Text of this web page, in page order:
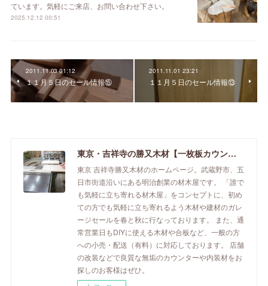
ています。気軽にご来店、お問い合わせ下さい。
2025.12.12 00:51
2011.11.03 01:12
１１月５日のセール情報⑮
2011.11.01 23:21
１１月５日のセール情報⑬
東京・吉祥寺の勝又木材【一枚板カウンター】
東京 吉祥寺勝又木材のホームページ。武蔵野市、五
日市街道沿いにある明治創業の材木屋です。 「誰で
も気軽に立ち寄れる材木屋」をコンセプトに、初め
ての方でも気軽に立ち寄れるよう木材や建材のガレ
ージセールを春と秋に行なっております。 また、通
常営業日もDIYに使える木材や合板など、一般の方
への小売・配送（有料）に対応しております。 店舗
の改装などで良質な無垢のカウンターや内装材をお
探しのお客様はぜひ。